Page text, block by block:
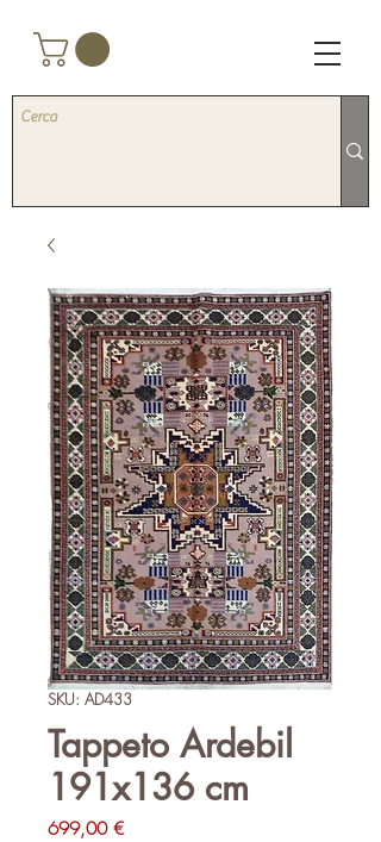
SKU: AD433
Tappeto Ardebil
191x136 cm
699,00 €Prezzo